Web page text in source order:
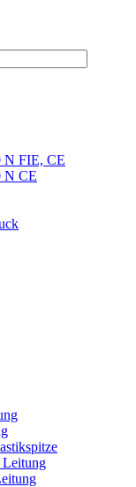
N FIE, CE
N CE
Leitung